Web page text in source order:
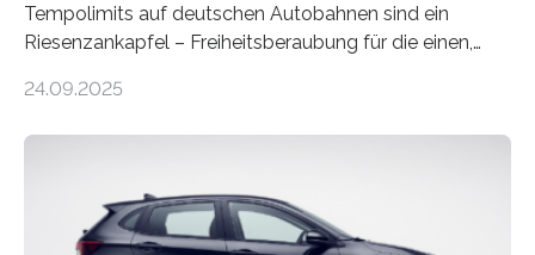
Tempolimits auf deutschen Autobahnen sind ein
Riesenzankapfel – Freiheitsberaubung für die einen,
Nach rund 50 Jahren hat eine Wissenschaftlerin der
die Zahl der Verkehrstoten sogar um 35 Prozent. Die
Studie ist in der Zeitschrift Transportation Research
24.09.2025